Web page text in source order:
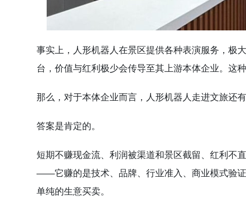
事实上，人形机器人在景区提供各种表演服务，极
台，价值与红利极少会传导至其上游本体企业。这
那么，对于本体企业而言，人形机器人走进文旅还
答案是肯定的。
短期不赚现金流、利润被渠道和景区截留、红利不
——它赚的是技术、品牌、行业准入、商业模式验
单纯的生意买卖。